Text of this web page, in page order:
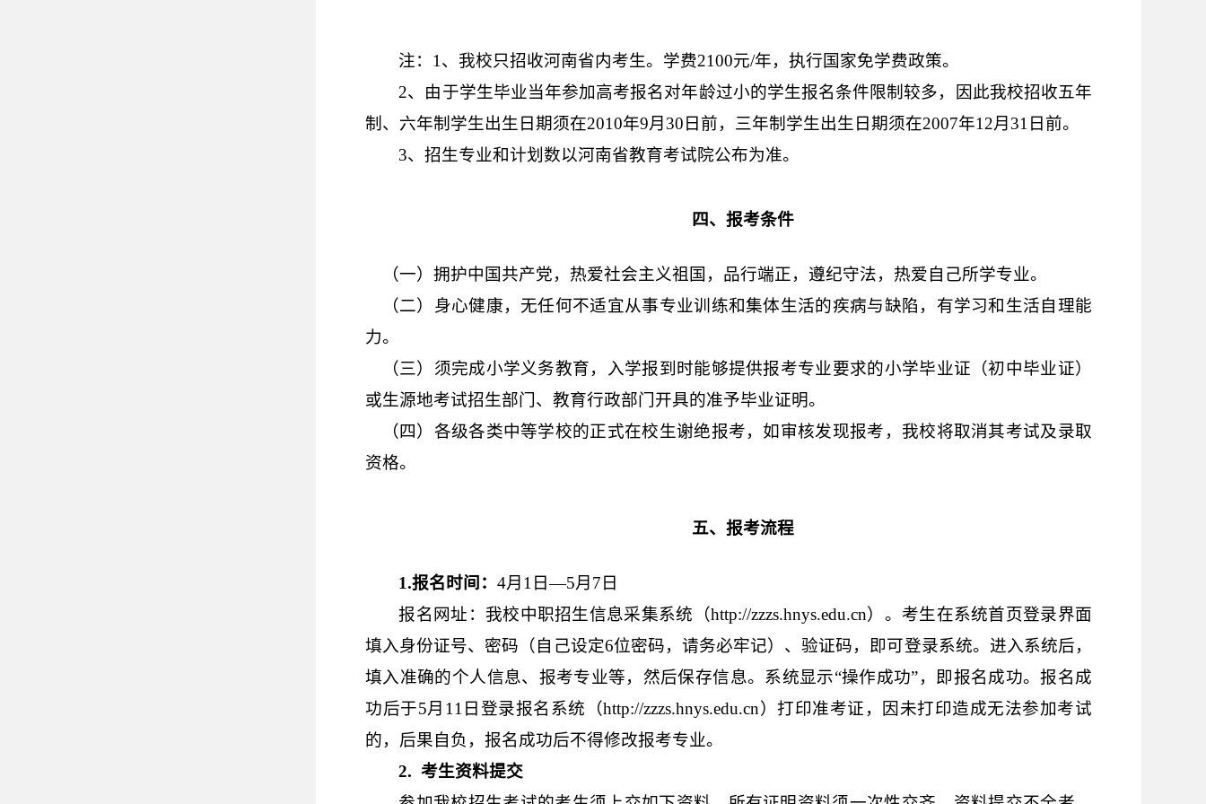
注： 1 、我校只招收河南省内考生。学费2100元/年，执行国家免学费政策。
2、由于学生毕业当年参加高考报名对年龄过小的学生报名条件限制较多，因此我校招收五年
制、六年制学生出生日期须在2010年9月 30日前，三年制学生出生日期须在2007年12月 31 日前。
3、招生专业和计划数以河南省教育考试院公布为准。
四、报考条件
（一）拥护中国共产党，热爱社会主义祖国，品行端正，遵纪守法，热爱自己所学专业。
（二）身心健康，无任何不适宜从事专业训练和集体生活的疾病与缺陷，有学习和生活自理能
力。
（三）须完成小学义务教育，入学报到时能够提供报考专业要求的小学毕业证（初中毕业证）
或生源地考试招生部门、教育行政部门开具的准予毕业证明。
（四）各级各类中等学校的正式在校生谢绝报考，如审核发现报考，我校将取消其考试及录取
资格。
五、报考流程
1.报名时间：4月 1 日—5月 7 日
报名网址：我校中职招生信息采集系统 （http://zzzs.hnys.edu.cn）。 考生在系统首页登录界面
填入身份证号、密码（自己设定6位密码，请务必牢记）、验证码，即可登录系统。进入系统后，
填入准确的个人信息、报考专业等，然后保存信息。系统显示“操作成功”，即报名成功。报名成
功后于5月 11 日登录报名系统（http://zzzs.hnys.edu.cn）打印准考证，因未打印造成无法参加考试
的，后果自负，报名成功后不得修改报考专业。
2. 考生资料提交